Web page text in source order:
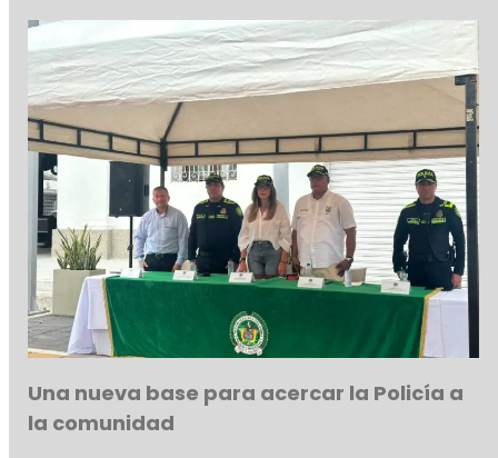
Una nueva base para acercar la Policía a
la comunidad